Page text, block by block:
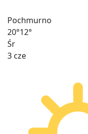
Pochmurno
20°12°
Śr
3 cze